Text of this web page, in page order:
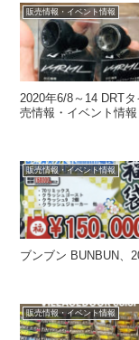
販売情報・イベント情報
2020年6/8～14 DRT
売情報・イベント情
販売情報・イベント情報
ブンブン BUNBUN、
販売情報・イベント情報